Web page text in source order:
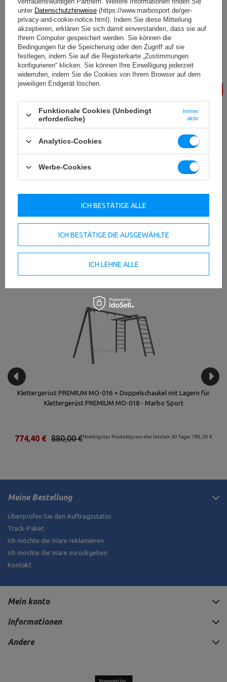
Bohrung MW-O15-OLI - Marbo
Sport
90,00 € inkl. MwSt.
Sport
82,50 € inkl. MwSt.
Gummierte Hantelscheibe aus
Gusseisen 15 kg mit ø31 mm
Polyurethan Olympic
Hantelscheiben 15 kg - UpForm
Niedrigster Produktpreis der
Bestseller
Klettergerüst PREMIUM MO-016 + Doppelschaukel mit Lagern für
Klettergerüst PREMIUM MO-018 - Marbo Sport
Niedrigster Produktpreis der letzten 30 Tage: 783,20 €
880,00 €
774,40 €
Meine Bestellung
Überprüfen Sie den Auftragsstatus
Track-Paket
Ich möchte die Ware reklamieren
Ich möchte die Ware zurückgeben
Kontakt
Mein konto
Informationen
Andere
unter Datenschutzhinweise (https://www.marbosport.de/ger-
privacy-and-cookie-notice.html). Indem Sie diese Mitteilung
akzeptieren, erklären Sie sich damit einverstanden, dass sie auf
Ihrem Computer gespeichert werden. Sie können die
Bedingungen für die Speicherung oder den Zugriff auf sie
festlegen, indem Sie auf die Registerkarte „Zustimmungen
konfigurieren“ klicken. Sie können Ihre Einwilligung jederzeit
widerrufen, indem Sie die Cookies von Ihrem Browser auf dem
jeweiligen Endgerät löschen.
Funktionale Cookies (Unbedingt
erforderliche)
Immer
aktiv
Analytics-Cookies
Werbe-Cookies
ICH BESTÄTIGE DIE AUSGEWÄHLTE
ICH LEHNE ALLE
ICH BESTÄTIGE ALLE